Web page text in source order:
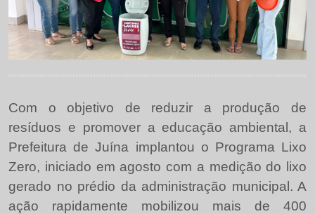
Com o objetivo de reduzir a produção de
resíduos e promover a educação ambiental, a
Prefeitura de Juína implantou o Programa Lixo
Zero, iniciado em agosto com a medição do lixo
gerado no prédio da administração municipal. A
ação rapidamente mobilizou mais de 400